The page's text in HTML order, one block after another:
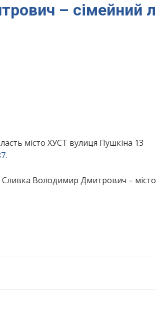
– сімейний
місто ХУСТ вулиця Пушкіна 13
.
Сливка Володимир Дмитрович –